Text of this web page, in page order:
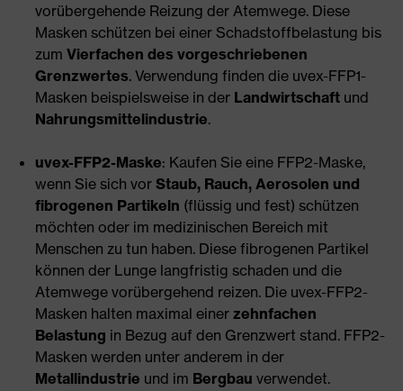
vorübergehende Reizung der Atemwege. Diese
Masken schützen bei einer Schadstoffbelastung bis
zum Vierfachen des vorgeschriebenen
Grenzwertes. Verwendung finden die uvex-FFP1-
Masken beispielsweise in der Landwirtschaft und
Nahrungsmittelindustrie.
uvex-FFP2-Maske: Kaufen Sie eine FFP2-Maske,
wenn Sie sich vor Staub, Rauch, Aerosolen und
fibrogenen Partikeln (flüssig und fest) schützen
möchten oder im medizinischen Bereich mit
Menschen zu tun haben. Diese fibrogenen Partikel
können der Lunge langfristig schaden und die
Atemwege vorübergehend reizen. Die uvex-FFP2-
Masken halten maximal einer zehnfachen
Belastung in Bezug auf den Grenzwert stand. FFP2-
Masken werden unter anderem in der
Metallindustrie und im Bergbau verwendet.